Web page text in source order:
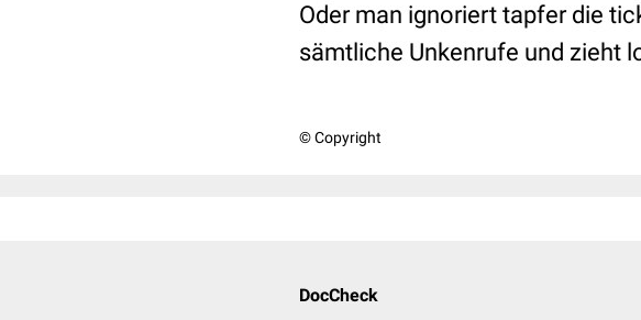
Oder man ignoriert tapfer die
sämtliche Unkenrufe und zieht
© Copyright
DocCheck